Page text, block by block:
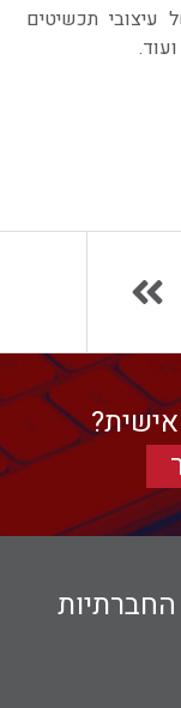
עיצובי תכשיטים